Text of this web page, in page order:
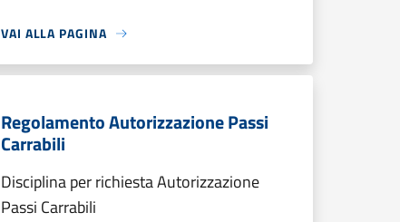
VAI ALLA PAGINA
Regolamento Autorizzazione Passi
Carrabili
Disciplina per richiesta Autorizzazione
Passi Carrabili